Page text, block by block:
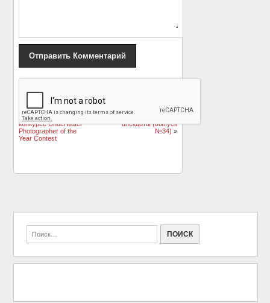
Красота подводного
мира: работы,
победившие в
конкурсе Underwater
Photographer of the
Year Contest
одесских анекдотов,
которые не совсем и
анекдоты (выпуск
№34) »